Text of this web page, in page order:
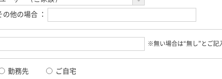
の他の場合 ：
※無い場合は“無し”とご記
勤務先 ご自宅